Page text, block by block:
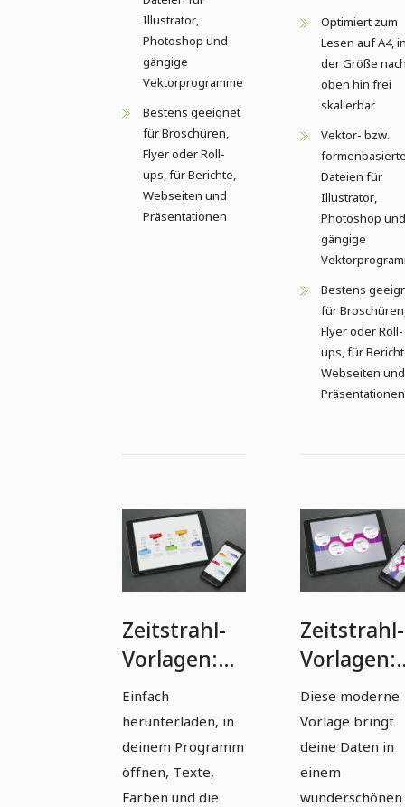
Illustrator,
Photoshop und
gängige
Vektorprogramme
Bestens geeignet
für Broschüren,
Flyer oder Roll-
ups, für Berichte,
Webseiten und
Präsentationen
Optimiert zum
Lesen auf A4,
der Größe
oben hin frei
skalierbar
Vektor- bzw.
Dateien für
Illustrator,
Photoshop und
gängige
Bestens
für
Flyer oder Roll-
ups, für
Webseiten und
Präsentationen
Zeitstrahl-
Vorlagen:
Moderne
Timelines
erstellen –
Version 3
Einfach
herunterladen, in
deinem Programm
öffnen, Texte,
Farben und die
Zeitstrahl-
Vorlagen:
Moderne
Timelines
erstellen –
Version 4
Diese moderne
Vorlage bringt
deine Daten in
einem
wunderschönen